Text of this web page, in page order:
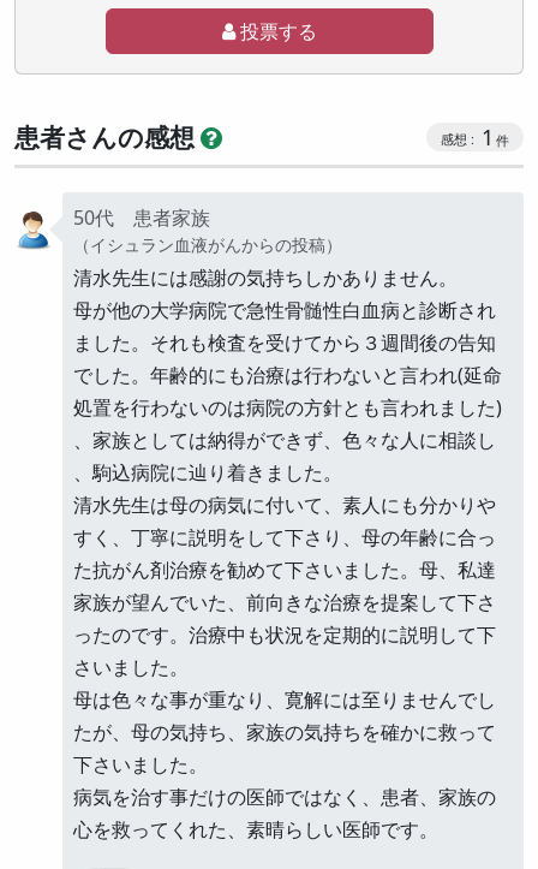
投票する
患者さんの感想 1
50代 患者家族
（イシュラン血液がんからの投稿）
清水先生には感謝の気持ちしかありません。
母が他の大学病院で急性骨髄性白血病と診断され
ました。それも検査を受けてから３週間後の告知
でした。年齢的にも治療は行わないと言われ(延命
処置を行わないのは病院の方針とも言われました)
、家族としては納得ができず、色々な人に相談し
、駒込病院に辿り着きました。
清水先生は母の病気に付いて、素人にも分かりや
すく、丁寧に説明をして下さり、母の年齢に合っ
た抗がん剤治療を勧めて下さいました。母、私達
家族が望んでいた、前向きな治療を提案して下さ
ったのです。治療中も状況を定期的に説明して下
さいました。
母は色々な事が重なり、寛解には至りませんでし
たが、母の気持ち、家族の気持ちを確かに救って
下さいました。
病気を治す事だけの医師ではなく、患者、家族の
心を救ってくれた、素晴らしい医師です。